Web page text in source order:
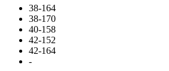
38-164
38-170
40-158
42-152
42-164
-